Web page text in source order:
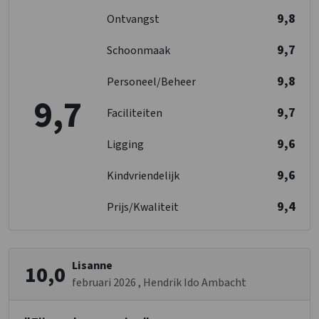
Max. aantal rolstoelgebruikers
Aangepaste wastafel
Aangepaste douche: 1
Rolstoelgeschikt
Soort fornuis: Gas
Oven
Vaatwasser
Toiletten: 1
1-persoonsbed
: 3
Slaapkamer 7
Douches : 1
9,7
Ontvangst 9,8
Schoonmaak 9,7
Personeel/Beheer 9,8
Faciliteiten 9,7
Ligging 9,6
Kindvriendelijk 9,6
Prijs/Kwaliteit 9,4
10,0 Lisanne
februari 2026, Hendrik Ido Ambacht